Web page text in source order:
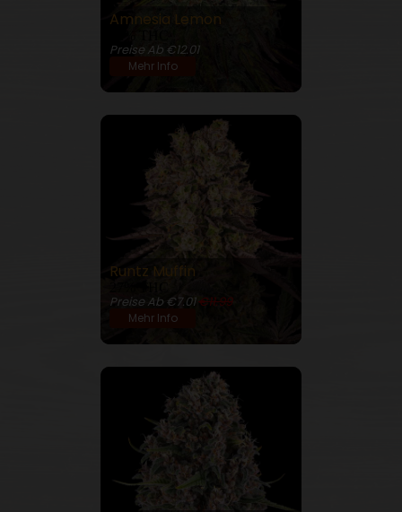
Amnesia Lemon
Preise Ab €12.01
Mehr Info
Runtz Muffin
Preise Ab €7.01€11.99
Mehr Info